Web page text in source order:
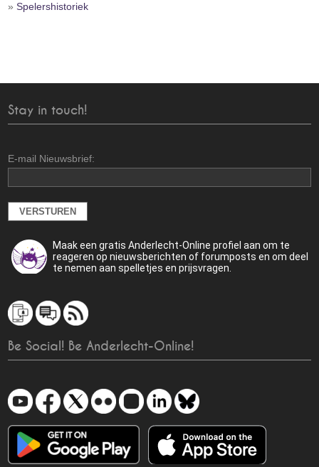
»Spelershistoriek
Stay in touch!
E-mail Nieuwsbrief:
Maak een gratis Anderlecht-Online profiel aan om te
reageren op nieuwsberichten of forumposts en om deel
te nemen aan spelletjes en prijsvragen.
Be Social! Be Anderlecht-Online!